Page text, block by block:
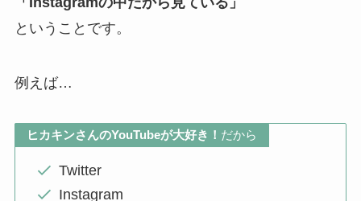
ということです。
例えば…
ヒカキンさんのYouTubeが大好き！ だから
Twitter
Instagram